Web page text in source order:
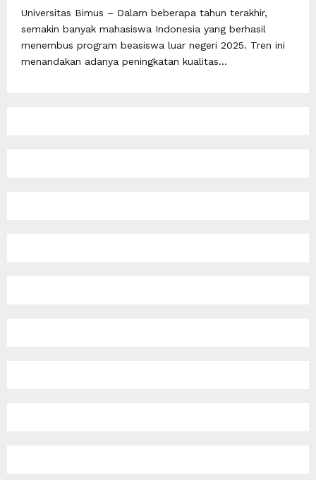
Universitas Bimus – Dalam beberapa tahun terakhir,
semakin banyak mahasiswa Indonesia yang berhasil
menembus program beasiswa luar negeri 2025. Tren ini
menandakan adanya peningkatan kualitas...